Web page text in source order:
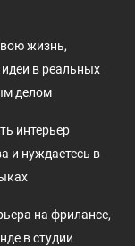
жизнь,
в реальных
делом
интерьер
и нуждаетесь в
на фрилансе,
в студии